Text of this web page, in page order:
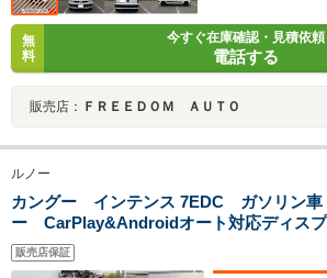
無
料
今すぐ在庫確認・見積依頼
電話する
販売店： ＦＲＥＥＤＯＭ ＡＵＴＯ
ルノー
カングー インテンス 7EDC ガソリン
ー CarPlay&Androidオート対応ディスプ
オ搭載
販売店保証